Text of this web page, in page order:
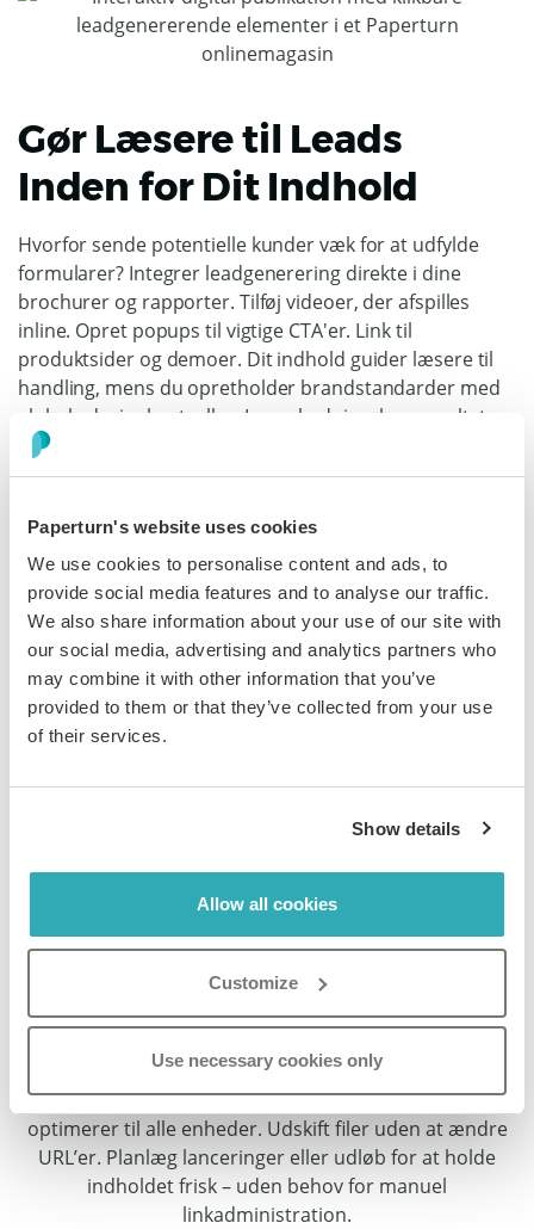
Paperturn's website uses cookies
We use cookies to personalise content and ads, to
provide social media features and to analyse our traffic.
We also share information about your use of our site with
our social media, advertising and analytics partners who
may combine it with other information that you’ve
provided to them or that they’ve collected from your use
of their services.
Show details
Allow all cookies
Customize
Use necessary cookies only
Gør Læsere til Leads
Inden for Dit Indhold
Hvorfor sende potentielle kunder væk for at udfylde
formularer? Integrer leadgenerering direkte i dine
brochurer og rapporter. Tilføj videoer, der afspilles
inline. Opret popups til vigtige CTA'er. Link til
produktsider og demoer. Dit indhold guider læsere til
handling, mens du opretholder brandstandarder med
globale designkontroller. Ingen kodning, kun resultater.
Fra Statisk PDF til Interaktiv
Bladrekatalog på Minutter
Ingen udviklere. Ingen designere. Ingen forsinkelser.
Upload din PDF og se den forvandles til en sporbar,
interaktiv oplevelse, dit publikum faktisk engagerer sig
med. Perfekt til online magasiner, salgskits eller
Smart Publicering, Øjeblikkelige
Opdateringer
Upload en hvilken som helst PDF, og Paperturn
registrerer automatisk links, bevarer formateringen og
optimerer til alle enheder. Udskift filer uden at ændre
URL’er. Planlæg lanceringer eller udløb for at holde
indholdet frisk – uden behov for manuel
linkadministration.